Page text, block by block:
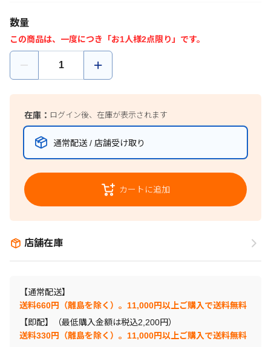
数量
この商品は、一度につき「お1人様2点限り」です。
在庫： ログイン後、在庫が表示されます
通常配送 / 店舗受け取り
カートに追加
店舗在庫
【通常配送】
送料660円（離島を除く）。11,000円以上ご購入で送料無料
【即配】（最低購入金額は税込2,200円）
送料330円（離島を除く）。11,000円以上ご購入で送料無料